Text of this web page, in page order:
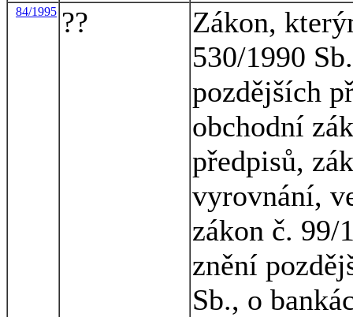
84/1995 ??
Zákon,
530/1990
pozdějších
obchodní
předpisů,
vyrovnání,
zákon č. 99/
znění
Sb., o